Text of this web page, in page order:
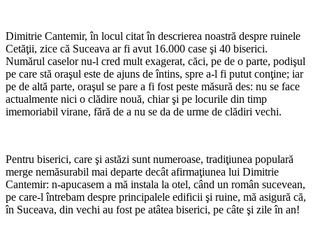
Dimitrie Cantemir, în locul citat în des­crierea noastră despre ruinele
Cetăţii, zice că Suceava ar fi avut 16.000 case şi 40 biserici.
Numărul caselor nu-l cred mult exagerat, căci, pe de o parte, podişul
pe care stă oraşul este de ajuns de întins, spre a-l fi putut conţine; iar
pe de altă parte, oraşul se pare a fi fost peste măsură des: nu se face
actualmente nici o clădire nouă, chiar şi pe locurile din timp
imemoriabil virane, fără de a nu se da de urme de clădiri vechi.
Pentru biserici, care şi astăzi sunt nume­roase, tradiţiunea populară
merge nemăsurabil mai departe decât afirmaţiunea lui Dimitrie
Cantemir: n-apucasem a mă instala la otel, când un român sucevean,
pe care-l întrebam despre principalele edificii şi ruine, mă asigură că,
în Suceava, din vechi au fost pe atâtea biserici, pe câte şi zile în an!